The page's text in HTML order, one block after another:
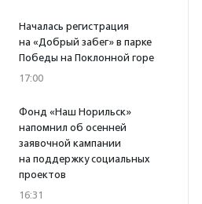
Началась регистрация
на «Добрый забег» в парке
Победы на Поклонной горе
17:00
Фонд «Наш Норильск»
напомнил об осенней
заявочной кампании
на поддержку социальных
проектов
16:31